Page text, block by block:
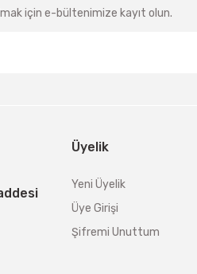
için e-bültenimize kayıt olun.
Üyelik
Yeni Üyelik
Üye Girişi
Şifremi Unuttum